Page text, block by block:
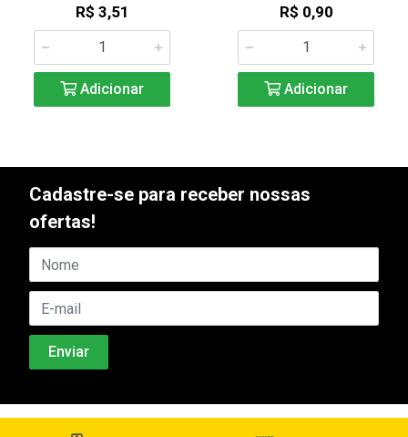
R$ 3,51
Adicionar
R$ 0,90
Adicionar
Cadastre-se para receber nossas
ofertas!